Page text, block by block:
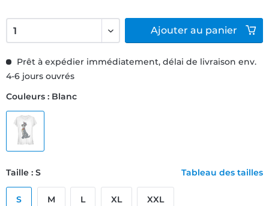
Prêt à expédier immédiatement, délai de livraison env.
4-6 jours ouvrés
Couleurs : Blanc
Taille : S Tableau des tailles
S M L XL XXL
Ajouter au panier